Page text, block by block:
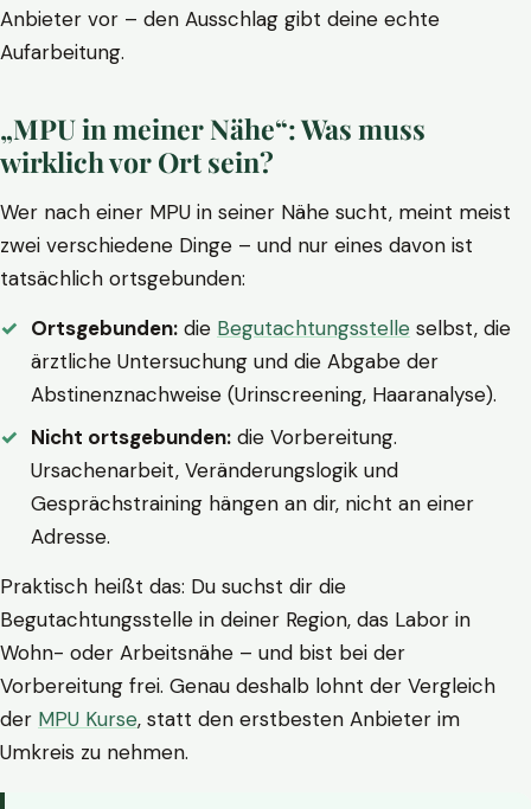
Anbieter vor – den Ausschlag gibt deine echte
Aufarbeitung.
„MPU in meiner Nähe“: Was muss
wirklich vor Ort sein?
Wer nach einer MPU in seiner Nähe sucht, meint meist
zwei verschiedene Dinge – und nur eines davon ist
tatsächlich ortsgebunden:
Ortsgebunden: die Begutachtungsstelle selbst, die
ärztliche Untersuchung und die Abgabe der
Abstinenznachweise (Urinscreening, Haaranalyse).
Nicht ortsgebunden: die Vorbereitung.
Ursachenarbeit, Veränderungslogik und
Gesprächstraining hängen an dir, nicht an einer
Adresse.
Praktisch heißt das: Du suchst dir die
Begutachtungsstelle in deiner Region, das Labor in
Wohn- oder Arbeitsnähe – und bist bei der
Vorbereitung frei. Genau deshalb lohnt der Vergleich
der MPU Kurse, statt den erstbesten Anbieter im
Umkreis zu nehmen.